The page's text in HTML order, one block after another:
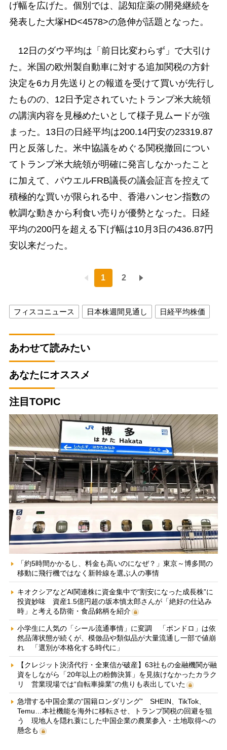
げ幅を広げた。個別では、認知症薬の開発継続を
発表した大塚HD<4578>の急伸が話題となった。
12日のダウ平均は「前日比変わらず」で大引け
た。米国の欧州製自動車に対する追加関税の方針
決定を6カ月先送りとの報道を受けて買いが先行し
たものの、12日予定されていたトランプ米大統領
の講演内容を見極めたいとして様子見ムードが強
まった。13日の日経平均は200.14円安の23319.87
円と反落した。米中協議をめぐる関税撤回につい
てトランプ米大統領が明確に発言しなかったこと
に加えて、パウエルFRB議長の議会証言を控えて
積極的な買いが限られる中、香港ハンセン指数の
軟調な動きから利食い売りが優勢となった。日経
平均の200円を超える下げ幅は10月3日の436.87円
安以来だった。
1 2
フィスコニュース 日本株週間見通し 日経平均株価
あわせて読みたい
あなたにオススメ
注目TOPIC
「約5時間かかるし、料金も高いのになぜ？」東京～博多間の
移動に飛行機ではなく新幹線を選ぶ人の事情
キオクシアなどAI関連株に資金集中で“割安になった成長株”に
投資妙味 資産1.5億円超の坂本慎太郎さんが「絶好の仕込み
時」と考える防衛・食品銘柄を紹介
小学生に人気の「シール流通事情」に変調 「ボンドロ」は依
然品薄状態が続くが、模倣品や類似品が大量流通し一部で値崩
れ 「選別が本格化する時代に」
【クレジット決済代行・全東信が破産】63社もの金融機関が融
資をしながら「20年以上の粉飾決算」を見抜けなかったカラク
リ 営業現場では“自転車操業”の焦りも表出していた
急増する中国企業の“国籍ロンダリング” SHEIN、TikTok、
Temu…本社機能を海外に移転させ、トランプ関税の回避を狙
う 現地人を隠れ蓑にした中国企業の農業参入・土地取得への
懸念も